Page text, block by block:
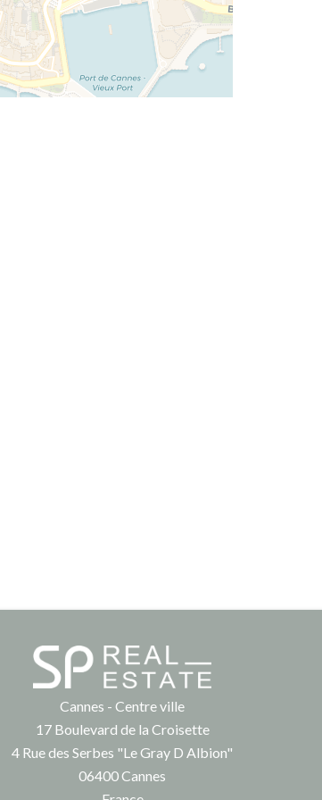
Cannes - Centre ville
17 Boulevard de la Croisette
4 Rue des Serbes "Le Gray D Albion"
06400Cannes